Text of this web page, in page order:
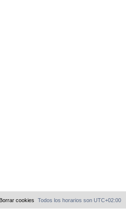
Todos los horarios son UTC+02:00
Borrar cookies